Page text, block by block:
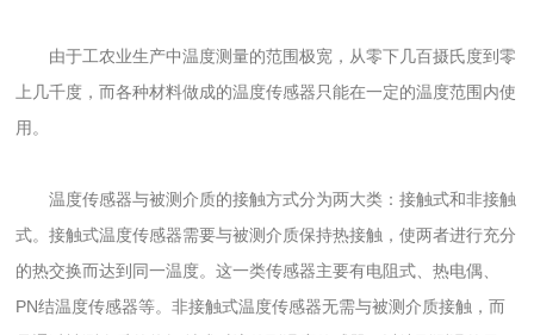
由于工农业生产中温度测量的范围极宽，从零下几百摄氏度到零
上几千度，而各种材料做成的温度传感器只能在一定的温度范围内使
用。
温度传感器与被测介质的接触方式分为两大类：接触式和非接触
式。接触式温度传感器需要与被测介质保持热接触，使两者进行充分
的热交换而达到同一温度。这一类传感器主要有电阻式、热电偶、
PN结温度传感器等。非接触式温度传感器无需与被测介质接触，而